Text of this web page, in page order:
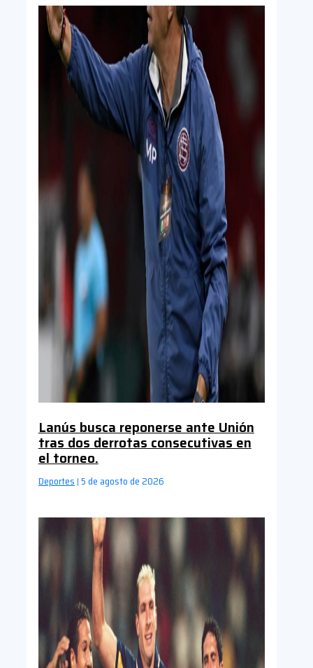
Lanús busca reponerse ante Unión
tras dos derrotas consecutivas en
el torneo.
Deportes | 5 de agosto de 2026